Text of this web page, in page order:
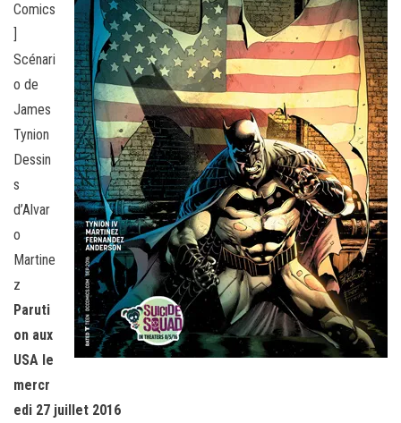
Comics
]
Scénari
o de
James
Tynion
Dessin
s
d’Alvar
o
Martine
z
Paruti
on aux
USA le
mercr
edi 27 juillet 2016